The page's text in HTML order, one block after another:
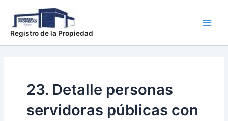
contenido
Registro de la Propiedad
23. Detalle personas
servidoras públicas con
por: